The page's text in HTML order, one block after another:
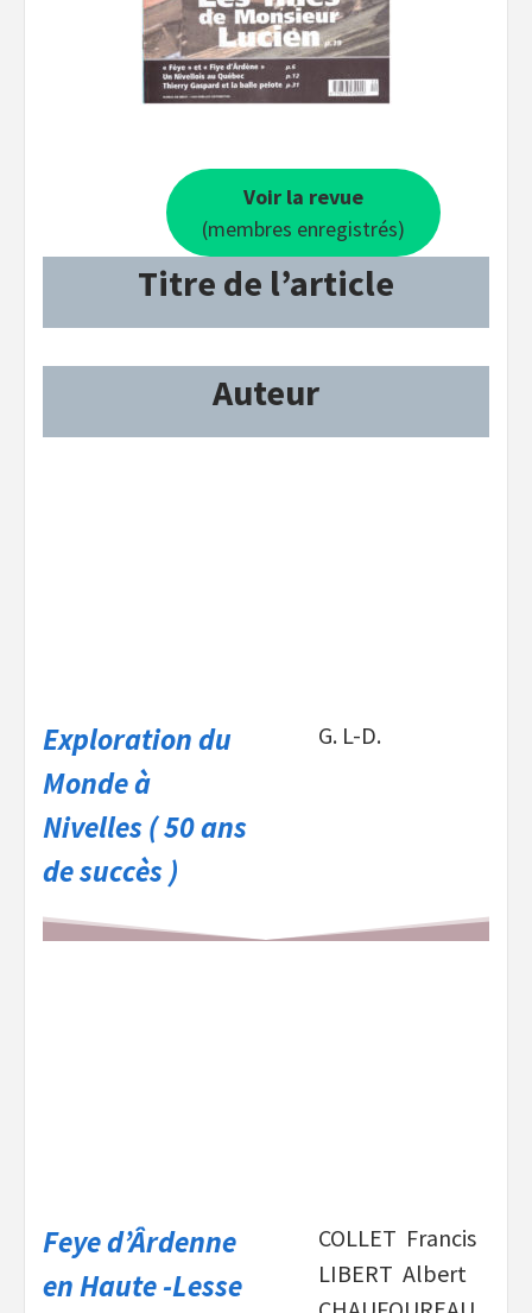
Voir la revue
(membres enregistrés)
Titre de l’article
Auteur
Exploration du
Monde à
Nivelles ( 50 ans
de succès )
G. L-D.
Feye d’Ârdenne
en Haute -Lesse
COLLET Francis
LIBERT Albert